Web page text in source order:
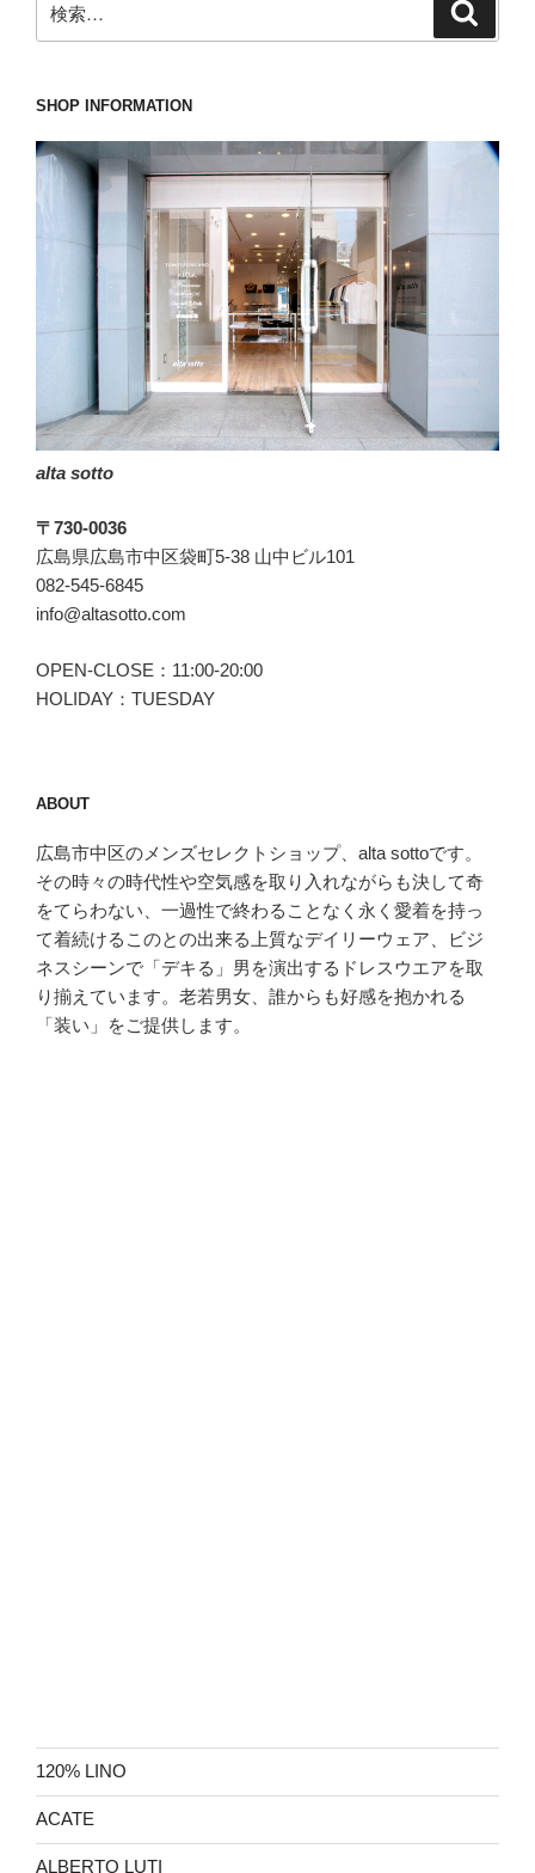
涼
感
感
さ
る
こ
間
な
い
TOMORROWLAND(ト
モ
ロ
ー
ラ
ド)”
の
索:
SHOP INFORMATION
alta sotto
〒730-0036
広島県広島市中区袋町5-38 山中ビル101
082-545-6845
info@altasotto.com
OPEN-CLOSE：11:00-20:00
HOLIDAY：TUESDAY
ABOUT
広島市中区のメンズセレクトショップ、alta sottoです。
その時々の時代性や空気感を取り入れながらも決して奇
をてらわない、一過性で終わることなく永く愛着を持っ
て着続けるこのとの出来る上質なデイリーウェア、ビジ
ネスシーンで「デキる」男を演出するドレスウエアを取
り揃えています。老若男女、誰からも好感を抱かれる
「装い」をご提供します。
120% LINO
ACATE
ALBERTO LUTI